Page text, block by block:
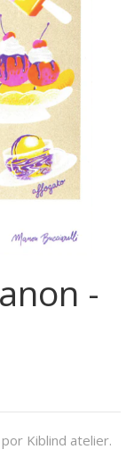
-
Kiblind atelier.